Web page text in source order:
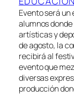
Evento será un
alumnos
artísticas y
de agosto, la
recibirá al
evento que
diversas
producción